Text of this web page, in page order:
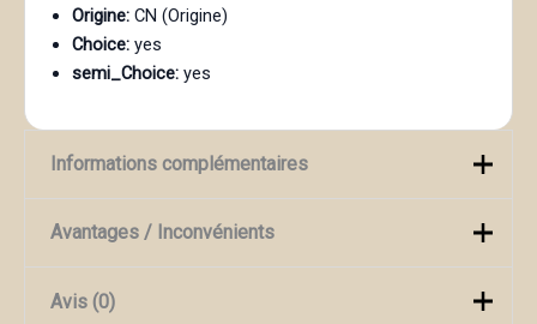
Origine:CN (Origine)
Choice:yes
semi_Choice:yes
Informations complémentaires
Rose, Violet, YELLOW,
green
Avantages / Inconvénients
Avis (0)